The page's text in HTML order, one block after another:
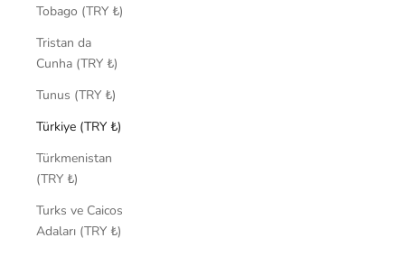
Tobago (TRY ₺)
Tristan da
Cunha (TRY ₺)
Tunus (TRY ₺)
Türkiye (TRY ₺)
Türkmenistan
(TRY ₺)
Turks ve Caicos
Adaları (TRY ₺)